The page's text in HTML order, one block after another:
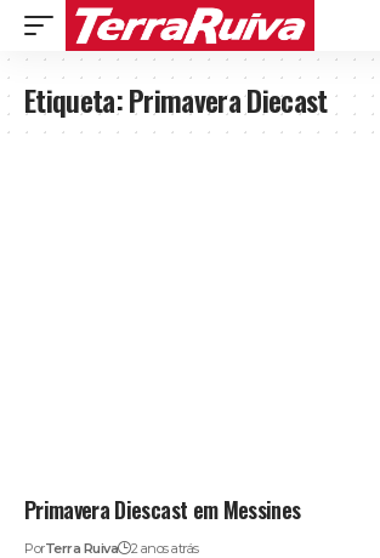
Etiqueta:Primavera Diecast
Primavera Diescast em Messines
PorTerra Ruiva 2 anos atrás